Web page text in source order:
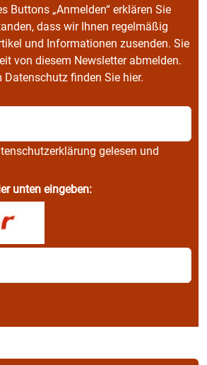
Buttons „Anmelden“ erklären Sie
dass wir Ihnen regelmäßig
und Informationen zusenden. Sie
von diesem Newsletter abmelden.
Datenschutz finden Sie hier.
gelesen und
unten eingeben: